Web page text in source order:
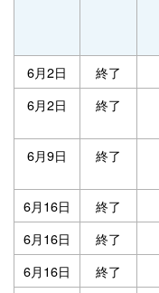
6月2日 終了
6月2日
終了
6月9日 終了
6月16日 終了
6月16日
終了
6月16日
終了